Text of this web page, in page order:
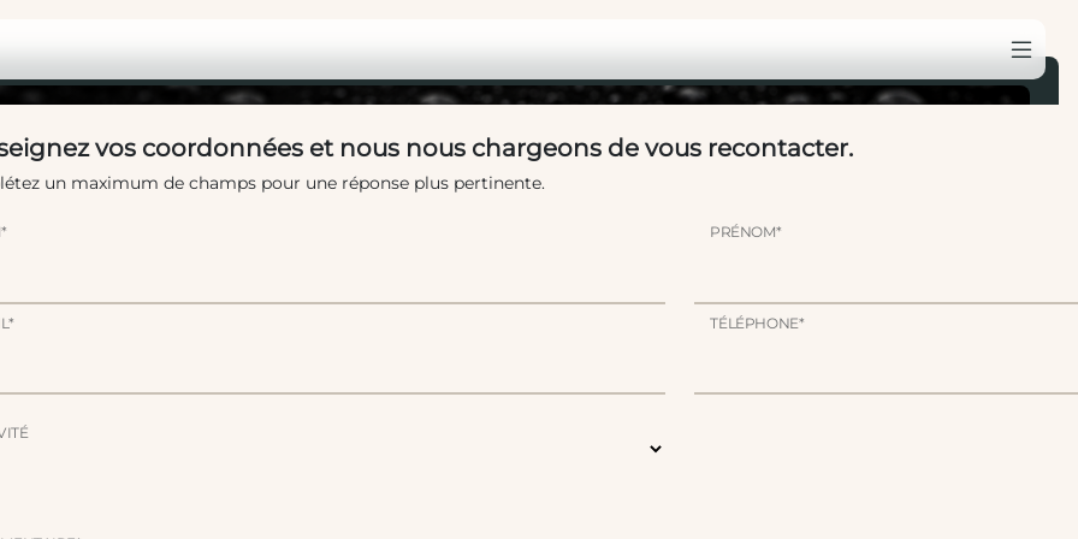
vos coordonnées et nous nous chargeons de vous recontacter.
un maximum de champs pour une réponse plus pertinente.
PRÉNOM*
TÉLÉPHONE*